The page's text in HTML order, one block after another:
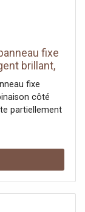
fixe
brillant,
sur
fixe
côté
partiellement
avec
EN 12150 en
Profils en
Possibilité de